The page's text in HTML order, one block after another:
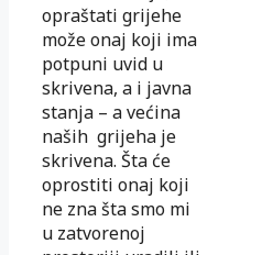
opraštati grijehe
može onaj koji ima
potpuni uvid u
skrivena, a i javna
stanja – a većina
naših grijeha je
skrivena. Šta će
oprostiti onaj koji
ne zna šta smo mi
u zatvorenoj